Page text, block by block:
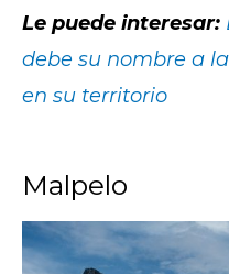
Le puede interesar:
debe su nombre a
en su territorio
Malpelo